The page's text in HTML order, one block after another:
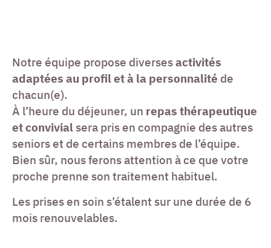
Notre équipe propose diversesactivités
adaptées au profil et à la personnalité de
chacun(e).
À l’heure du déjeuner, un repas thérapeutique
et convivial sera pris en compagnie des autres
seniors et de certains membres de l’équipe.
Bien sûr, nous ferons attention à ce que votre
proche prenne son traitement habituel.
Les prises en soin s’étalent sur une durée de 6
mois renouvelables.